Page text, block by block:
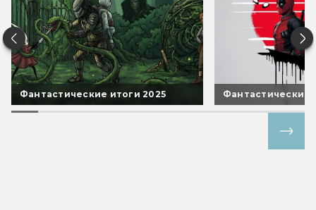
Фантастические итоги 2025 Фантастические